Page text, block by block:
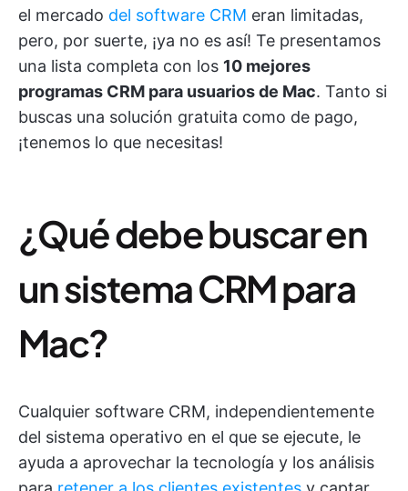
el mercado del software CRM eran limitadas,
pero, por suerte, ¡ya no es así! Te presentamos
una lista completa con los 10 mejores
programas CRM para usuarios de Mac. Tanto si
buscas una solución gratuita como de pago,
¡tenemos lo que necesitas!
¿Qué debe buscar en
un sistema CRM para
Mac?
Cualquier software CRM, independientemente
del sistema operativo en el que se ejecute, le
ayuda a aprovechar la tecnología y los análisis